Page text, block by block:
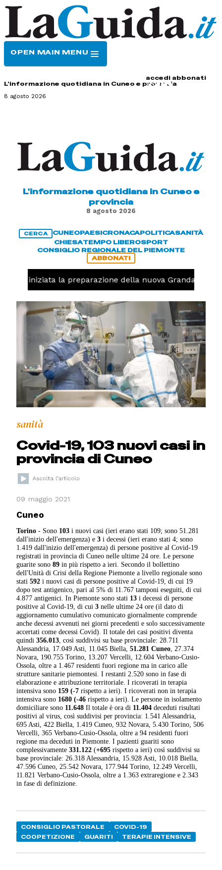
OPEN MAIN MENU
accedi abbonati
L'informazione quotidiana in Cuneo e provincia
8 agosto 2026
L'informazione quotidiana in Cuneo e
provincia
8 agosto 2026
CERCA CUNEOPAESICRONACAPOLITICASANITÀ
CHIESATEMPO LIBEROSPORT
CONSIGLIO REGIONALE DEL PIEMONTE
ABBONATI
iniziata la preparazione della nuova Granda Volley
sanità
Covid-19, 103 nuovi casi in
provincia di Cuneo
09 maggio 2021
Cuneo
Torino - Sono 103 i nuovi casi (ieri erano stati 109; sono 51.281
dall'inizio dell'emergenza) e3 i decessi (ieri erano stati 4; sono
1.419 dall'inizio dell'emergenza) di persone positive al Covid-19
registrati in provincia di Cuneo nelle ultime 24 ore. Le persone
guarite sono89 in più rispetto a ieri. Secondo il bollettino
dell'Unità di Crisi della Regione Piemonte a livello regionale sono
stati592 i nuovi casi di persone positive al Covid-19, di cui 19
dopo test antigenico, pari al 5% di 11.767 tamponi eseguiti, di cui
4.877 antigenici. In Piemonte sono stati 13 i decessi di persone
positive al Covid-19, di cui3 nelle ultime 24 ore (il dato di
aggiornamento cumulativo comunicato giornalmente comprende
anche decessi avvenuti nei giorni precedenti e solo successivamente
accertati come decessi Covid). Il totale dei casi positivi diventa
quindi356.013 , così suddivisi su base provinciale: 28.711
Alessandria, 17.049 Asti, 11.045 Biella,51.281 Cuneo , 27.374
Novara, 190.755 Torino, 13.207 Vercelli, 12.604 Verbano-Cusio-
Ossola, oltre a 1.467 residenti fuori regione ma in carico alle
strutture sanitarie piemontesi. I restanti 2.520 sono in fase di
elaborazione e attribuzione territoriale. I ricoverati in terapia
intensiva sono 159 (-7rispetto a ieri). I ricoverati non in terapia
intensiva sono 1680 (-46 rispetto a ieri). Le persone in isolamento
domiciliare sono 11.648 Il totale è ora di 11.404 deceduti risultati
positivi al virus, così suddivisi per provincia: 1.541 Alessandria,
695 Asti, 422 Biella, 1.419 Cuneo, 932 Novara, 5.430 Torino, 506
Vercelli, 365 Verbano-Cusio-Ossola, oltre a 94 residenti fuori
regione ma deceduti in Piemonte. I pazienti guariti sono
complessivamente331.122 (+695rispetto a ieri) così suddivisi su
base provinciale: 26.318 Alessandria, 15.928 Asti, 10.018 Biella,
47.596 Cuneo, 25.542 Novara, 177.944 Torino, 12.249 Vercelli,
11.821 Verbano-Cusio-Ossola, oltre a 1.363 extraregione e 2.343
in fase di definizione.
CONSIGLIO PASTORALE
COVID-19
COOPETIZIONE
GUARITI TERAPIE INTENSIVE